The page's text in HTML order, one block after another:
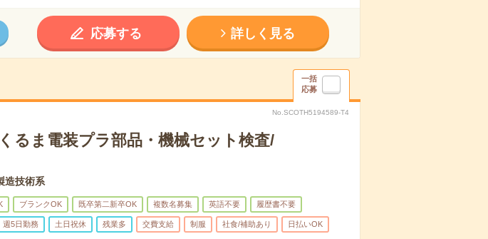
応募する 詳しく見る
一括
応募
No.SCOTH5194589-T4
るま電装プラ部品・機械セット検査/
造技術系
ブランクOK 既卒第二新卒OK 複数名募集 英語不要 履歴書不要
週5日勤務 土日祝休 残業多 交費支給 制服 社食/補助あり 日払いOK